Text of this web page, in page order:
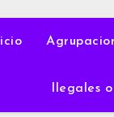
Ilegales